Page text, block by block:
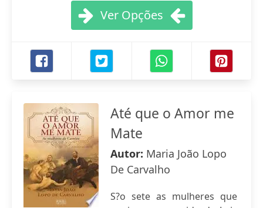
Ver Opções
Até que o Amor me
Mate
Autor: Maria João Lopo
De Carvalho
S?o sete as mulheres que